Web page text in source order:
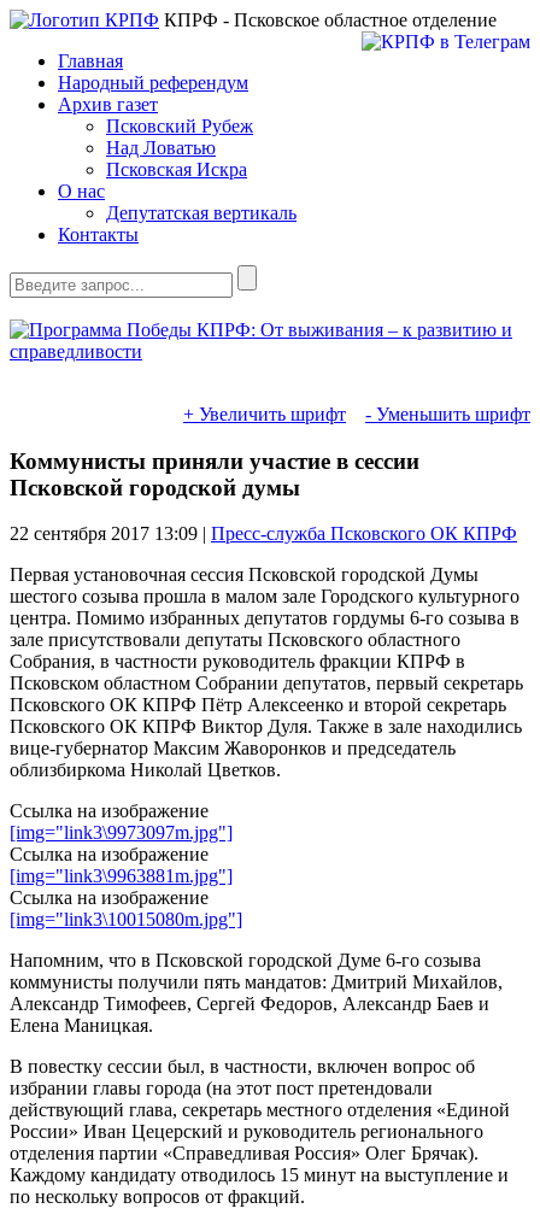
КПРФ - Псковское областное отделение
Главная
Народный референдум
Архив газет
Псковский Рубеж
Над Ловатью
Псковская Искра
О нас
Депутатская вертикаль
Контакты
+ Увеличить шрифт - Уменьшить шрифт
Коммунисты приняли участие в сессии
Псковской городской думы
22 сентября 2017 13:09 | Пресс-служба Псковского ОК КПРФ
Первая установочная сессия Псковской городской Думы
шестого созыва прошла в малом зале Городского культурного
центра. Помимо избранных депутатов гордумы 6-го созыва в
зале присутствовали депутаты Псковского областного
Собрания, в частности руководитель фракции КПРФ в
Псковском областном Собрании депутатов, первый секретарь
Псковского ОК КПРФ Пётр Алексеенко и второй секретарь
Псковского ОК КПРФ Виктор Дуля. Также в зале находились
вице-губернатор Максим Жаворонков и председатель
облизбиркома Николай Цветков.
Ссылка на изображение
[img="link3\9973097m.jpg"]
Ссылка на изображение
[img="link3\9963881m.jpg"]
Ссылка на изображение
[img="link3\10015080m.jpg"]
Напомним, что в Псковской городской Думе 6-го созыва
коммунисты получили пять мандатов: Дмитрий Михайлов,
Александр Тимофеев, Сергей Федоров, Александр Баев и
Елена Маницкая.
В повестку сессии был, в частности, включен вопрос об
избрании главы города (на этот пост претендовали
действующий глава, секретарь местного отделения «Единой
России» Иван Цецерский и руководитель регионального
отделения партии «Справедливая Россия» Олег Брячак).
Каждому кандидату отводилось 15 минут на выступление и
по нескольку вопросов от фракций.